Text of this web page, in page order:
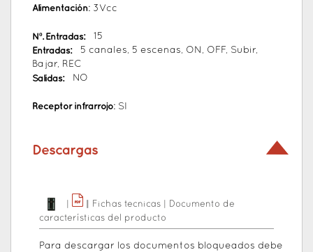
Alimentación: 3Vcc
Nº. Entradas:
15
Entradas:
5 canales, 5 escenas, ON, OFF, Subir,
Bajar, REC
Salidas:
NO
Receptor infrarrojo: SI
Descargas
Fichas tecnicas
Documento de
características del producto
Para descargar los documentos bloqueados debe